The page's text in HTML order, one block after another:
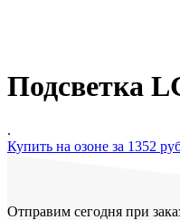
Подсветка
.
Купить на озоне за 1352
Отправим сегодня при